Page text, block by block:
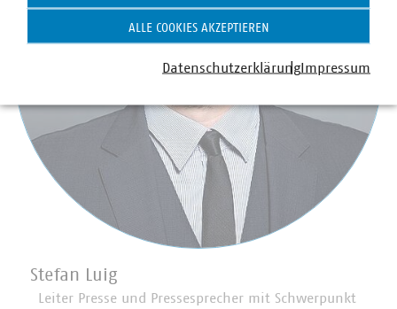
Stefan Luig
Leiter Presse und Pressesprecher mit Schwerpunkt
ALLE COOKIES AKZEPTIEREN
DatenschutzerklärungImpressum